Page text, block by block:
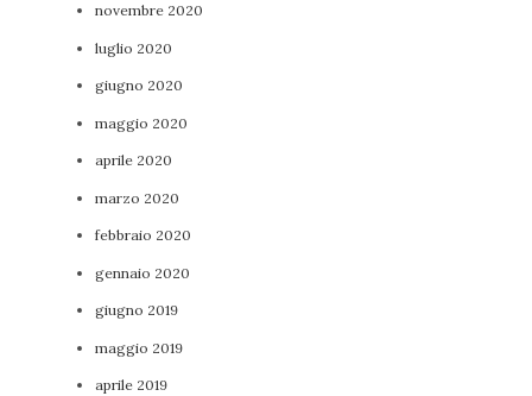
novembre 2020
luglio 2020
giugno 2020
maggio 2020
aprile 2020
marzo 2020
febbraio 2020
gennaio 2020
giugno 2019
maggio 2019
aprile 2019